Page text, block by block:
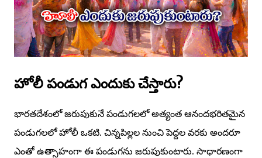
హోలీ పండుగ ఎందుకు చేస్తారు?
భారతదేశంలో జరుపుకునే పండుగలలో అత్యంత ఆనందభరితమైన
పండుగలలో హోలీ ఒకటి. చిన్నపిల్లల నుంచి పెద్దల వరకు అందరూ
ఎంతో ఉత్సాహంగా ఈ పండుగను జరుపుకుంటారు. సాధారణంగా